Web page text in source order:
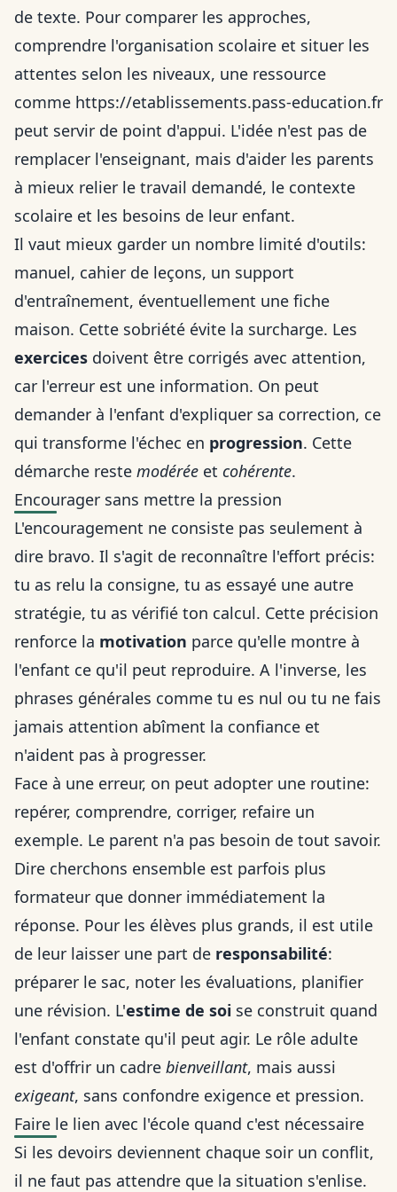
de texte. Pour comparer les approches,
comprendre l'organisation scolaire et situer les
attentes selon les niveaux, une ressource
comme https://etablissements.pass-education.fr
peut servir de point d'appui. L'idée n'est pas de
remplacer l'enseignant, mais d'aider les parents
à mieux relier le travail demandé, le contexte
scolaire et les besoins de leur enfant.
Il vaut mieux garder un nombre limité d'outils:
manuel, cahier de leçons, un support
d'entraînement, éventuellement une fiche
maison. Cette sobriété évite la surcharge. Les
exercices doivent être corrigés avec attention,
car l'erreur est une information. On peut
demander à l'enfant d'expliquer sa correction, ce
qui transforme l'échec en progression. Cette
démarche reste modérée et cohérente.
Encourager sans mettre la pression
L'encouragement ne consiste pas seulement à
dire bravo. Il s'agit de reconnaître l'effort précis:
tu as relu la consigne, tu as essayé une autre
stratégie, tu as vérifié ton calcul. Cette précision
renforce la motivation parce qu'elle montre à
l'enfant ce qu'il peut reproduire. A l'inverse, les
phrases générales comme tu es nul ou tu ne fais
jamais attention abîment la confiance et
n'aident pas à progresser.
Face à une erreur, on peut adopter une routine:
repérer, comprendre, corriger, refaire un
exemple. Le parent n'a pas besoin de tout savoir.
Dire cherchons ensemble est parfois plus
formateur que donner immédiatement la
réponse. Pour les élèves plus grands, il est utile
de leur laisser une part de responsabilité:
préparer le sac, noter les évaluations, planifier
une révision. L'estime de soi se construit quand
l'enfant constate qu'il peut agir. Le rôle adulte
est d'offrir un cadre bienveillant, mais aussi
exigeant, sans confondre exigence et pression.
Faire le lien avec l'école quand c'est nécessaire
Si les devoirs deviennent chaque soir un conflit,
il ne faut pas attendre que la situation s'enlise.